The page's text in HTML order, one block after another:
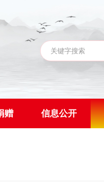
赠 信息公开